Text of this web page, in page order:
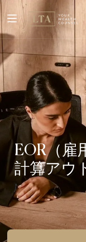
EOR（雇
計算アウ